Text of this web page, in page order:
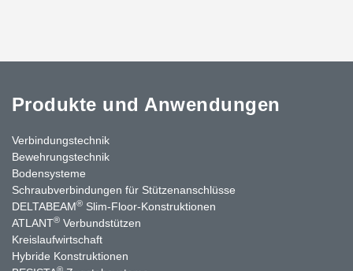
Produkte und Anwendungen
Verbindungstechnik
Bewehrungstechnik
Bodensysteme
Schraubverbindungen für Stützen­anschlüsse
DELTABEAM® Slim-Floor-Konstruktionen
ATLANT® Verbundstützen
Kreislaufwirtschaft
Hybride Konstruktionen
®